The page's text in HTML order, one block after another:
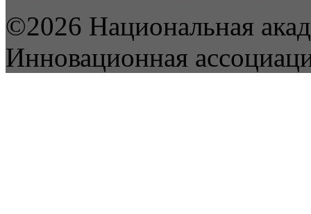
©2026 Национальная
Инновационная